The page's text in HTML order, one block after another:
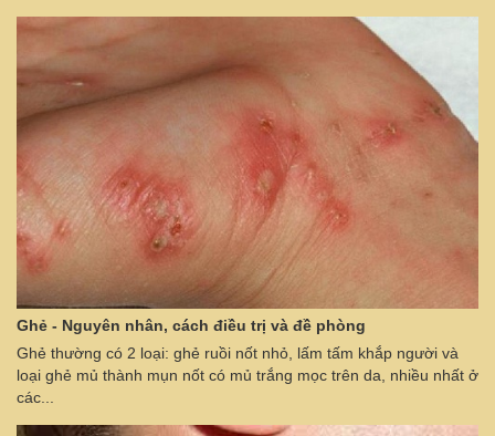
Ghẻ - Nguyên nhân, cách điều trị và đề phòng
Ghẻ thường có 2 loại: ghẻ ruồi nốt nhỏ, lấm tấm khắp người và
loại ghẻ mủ thành mụn nốt có mủ trắng mọc trên da, nhiều nhất ở
các...